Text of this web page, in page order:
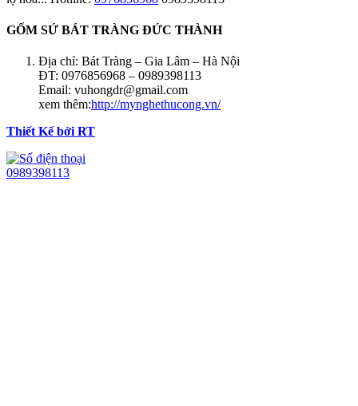
GỐM SỨ BÁT TRÀNG ĐỨC THÀNH
Địa chỉ: Bát Tràng – Gia Lâm – Hà Nội
ĐT: 0976856968 – 0989398113
Email: vuhongdr@gmail.com
xem thêm:http://mynghethucong.vn/
Thiết Kế bởi RT
0989398113